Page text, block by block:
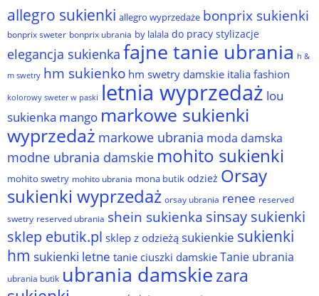
allegro sukienki allegro wyprzedaże bonprix sukienki
bonprix sweter bonprix ubrania by lalala do pracy stylizacje
elegancja sukienka fajne tanie ubrania h &
m swetry hm sukienko hm swetry damskie italia fashion
kolorowy sweter w paski letnia wyprzedaż lou
sukienka mango markowe sukienki
wyprzedaż markowe ubrania moda damska
modne ubrania damskie mohito sukienki
mohito swetry mohito ubrania mona butik odzież Orsay
sukienki wyprzedaż orsay ubrania renee reserved
swetry reserved ubrania shein sukienka sinsay sukienki
sklep ebutik.pl sklep z odzieżą sukienkie sukienki
hm sukienki letne tanie ciuszki damskie Tanie ubrania
ubrania butik ubrania damskiezara